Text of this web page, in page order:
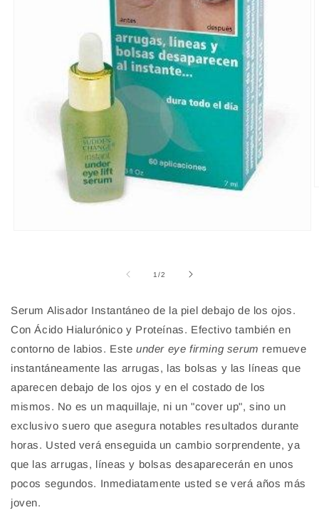
modal
1/de
2
Serum Alisador Instantáneo de la piel debajo de los ojos.
Con Ácido Hialurónico y Proteínas. Efectivo también en
contorno de labios. Esteunder eye firming serum remueve
instantáneamente las arrugas, las bolsas y las líneas que
aparecen debajo de los ojos y en el costado de los
mismos. No es un maquillaje, ni un "cover up", sino un
exclusivo suero que asegura notables resultados durante
horas. Usted verá enseguida un cambio sorprendente, ya
que las arrugas, líneas y bolsas desaparecerán en unos
pocos segundos. Inmediatamente usted se verá años más
joven.